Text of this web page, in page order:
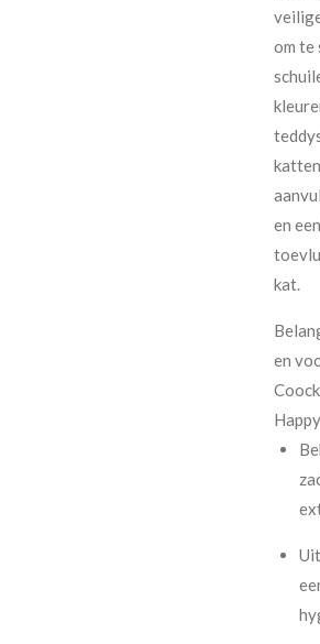
om te
en
kat.
en